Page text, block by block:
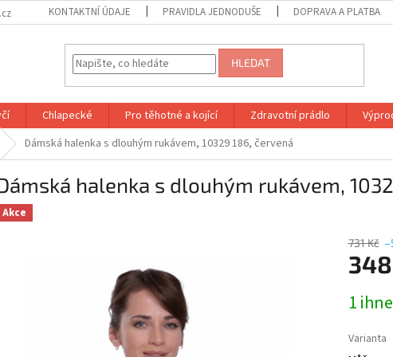
KONTAKTNÍ ÚDAJE PRAVIDLA JEDNODUŠE DOPRAVA A PLATBA
HLEDAT
Chlapecké Pro těhotné a kojící Zdravotní prádlo
Dámská halenka s dlouhým rukávem, 10329 186, červená
halenka s dlouhým rukávem,
Akce
731 Kč
cena:
1
Varianta